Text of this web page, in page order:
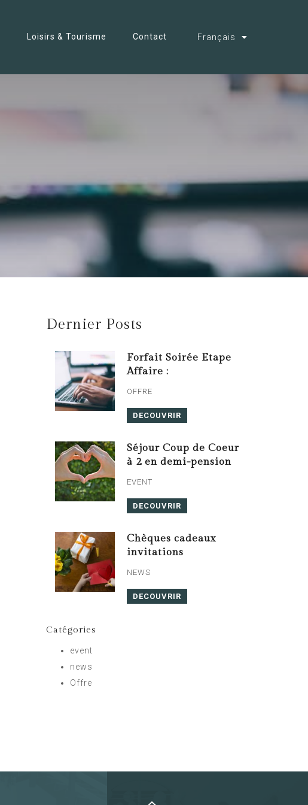
Loisirs & Tourisme Contact Français
Dernier Posts
Forfait Soirée Etape
Affaire :
OFFRE
DECOUVRIR
Séjour Coup de Coeur
à 2 en demi-pension
EVENT
DECOUVRIR
Chèques cadeaux
invitations
NEWS
DECOUVRIR
Catégories
event
news
Offre